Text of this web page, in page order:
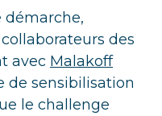
démarche,
des
avec Malakoff
de sensibilisation
le challenge